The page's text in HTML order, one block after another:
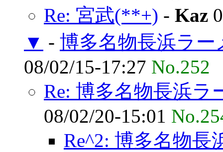
Re: 宮武(**+) - Kaz
▼ - 博多名物長浜ラ
08/02/15-17:27 No.252
Re: 博多名物長浜
08/02/20-15:01
Re^2: 博多名物